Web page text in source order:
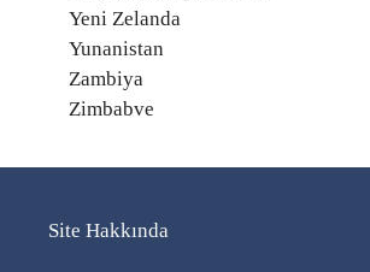
Yeni Zelanda
Yunanistan
Zambiya
Zimbabve
Site Hakkında